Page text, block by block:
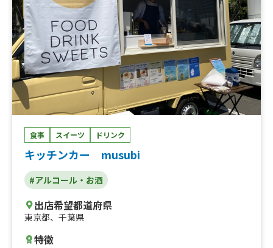
食事 スイーツ ドリンク
キッチンカー musubi
#アルコール・お酒
出店希望都道府県
東京都、 千葉県
特徴